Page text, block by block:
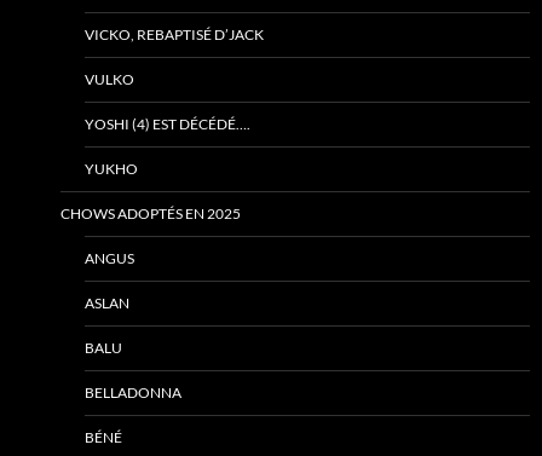
VICKO, REBAPTISÉ D’JACK
VULKO
YOSHI (4) EST DÉCÉDÉ….
YUKHO
CHOWS ADOPTÉS EN 2025
ANGUS
ASLAN
BALU
BELLADONNA
BÉNÉ